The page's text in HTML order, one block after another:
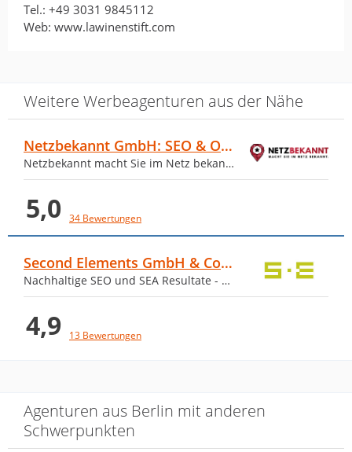
Fühlten uns rundum gut betreut.
uns rundum gut betreut.
Ein kreatives Team mit dem wir
seit vielen Jahren erfolgreich…
von Christian Seidenstuecker · 24. März 2022
Ein kreatives Team mit dem wir seit vielen
Jahren erfolgreich zusammenarbeiten.
von Alles Piccobello · 23. März 2022
Ein wirklich kreativer Laden. Mich haben
Tel.: +49 3031 9845112
Web: www.lawinenstift.com
Weitere Werbeagenturen aus der Nähe
Netzbekannt GmbH: SEO & Online-Marketing
Netzbekannt macht Sie im Netz bekannt!
5,0 34 Bewertungen
Second Elements GmbH & Co. KG
Nachhaltige SEO und SEA Resultate - be found
4,9 13 Bewertungen
Agenturen aus Berlin mit anderen
Schwerpunkten